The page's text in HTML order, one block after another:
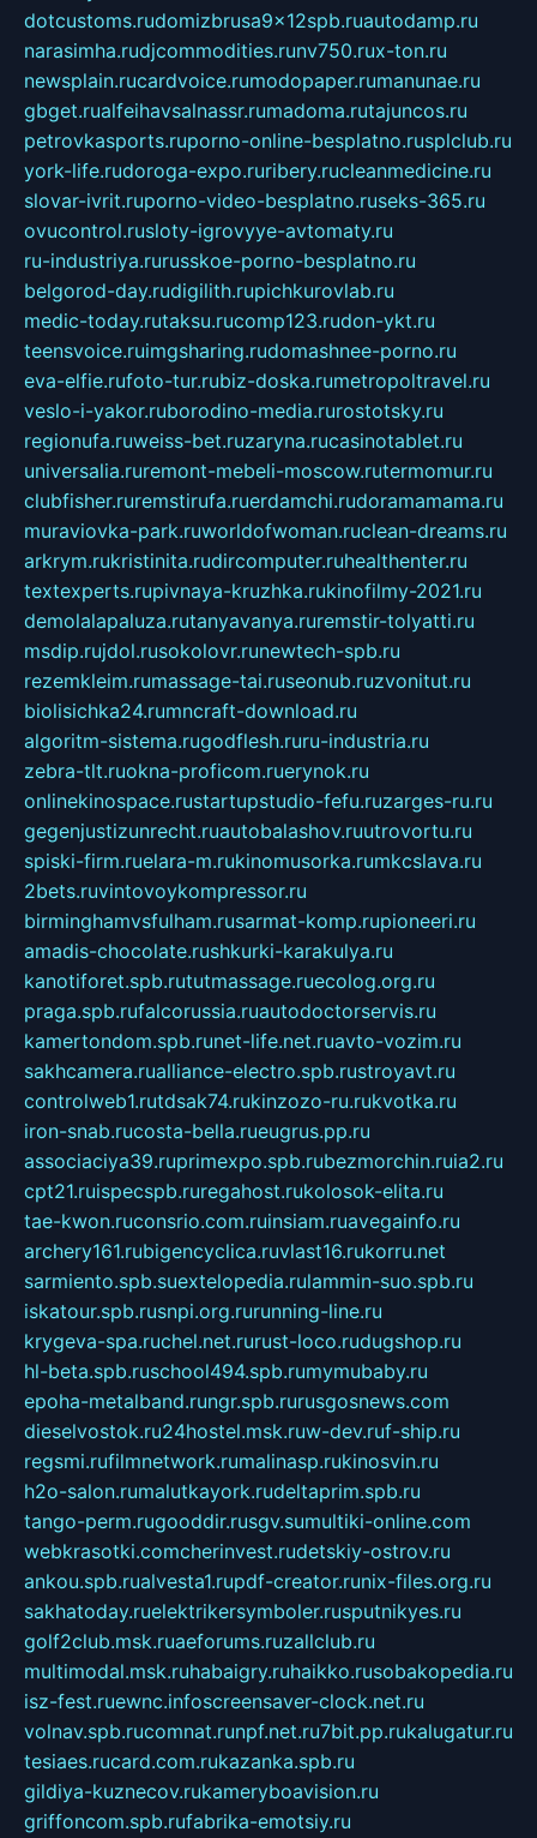
dotcustoms.rudomizbrusa9x12spb.ruautodamp.ru
narasimha.rudjcommodities.runv750.rux-ton.ru
newsplain.rucardvoice.rumodopaper.rumanunae.ru
gbget.rualfeihavsalnassr.rumadoma.rutajuncos.ru
petrovkasports.ruporno-online-besplatno.rusplclub.ru
york-life.rudoroga-expo.ruribery.rucleanmedicine.ru
slovar-ivrit.ruporno-video-besplatno.ruseks-365.ru
ovucontrol.rusloty-igrovyye-avtomaty.ru
ru-industriya.rurusskoe-porno-besplatno.ru
belgorod-day.rudigilith.rupichkurovlab.ru
medic-today.rutaksu.rucomp123.rudon-ykt.ru
teensvoice.ruimgsharing.rudomashnee-porno.ru
eva-elfie.rufoto-tur.rubiz-doska.rumetropoltravel.ru
veslo-i-yakor.ruborodino-media.rurostotsky.ru
regionufa.ruweiss-bet.ruzaryna.rucasinotablet.ru
universalia.ruremont-mebeli-moscow.rutermomur.ru
clubfisher.ruremstirufa.ruerdamchi.rudoramamama.ru
muraviovka-park.ruworldofwoman.ruclean-dreams.ru
arkrym.rukristinita.rudircomputer.ruhealthenter.ru
textexperts.rupivnaya-kruzhka.rukinofilmy-2021.ru
demolalapaluza.rutanyavanya.ruremstir-tolyatti.ru
msdip.rujdol.rusokolovr.runewtech-spb.ru
rezemkleim.rumassage-tai.ruseonub.ruzvonitut.ru
biolisichka24.rumncraft-download.ru
algoritm-sistema.rugodflesh.ruru-industria.ru
zebra-tlt.ruokna-proficom.ruerynok.ru
onlinekinospace.rustartupstudio-fefu.ruzarges-ru.ru
gegenjustizunrecht.ruautobalashov.ruutrovortu.ru
spiski-firm.ruelara-m.rukinomusorka.rumkcslava.ru
2bets.ruvintovoykompressor.ru
birminghamvsfulham.rusarmat-komp.rupioneeri.ru
amadis-chocolate.rushkurki-karakulya.ru
kanotiforet.spb.rututmassage.ruecolog.org.ru
praga.spb.rufalcorussia.ruautodoctorservis.ru
kamertondom.spb.runet-life.net.ruavto-vozim.ru
sakhcamera.rualliance-electro.spb.rustroyavt.ru
controlweb1.rutdsak74.rukinzozo-ru.rukvotka.ru
iron-snab.rucosta-bella.rueugrus.pp.ru
associaciya39.ruprimexpo.spb.rubezmorchin.ruia2.ru
cpt21.ruispecspb.ruregahost.rukolosok-elita.ru
tae-kwon.ruconsrio.com.ruinsiam.ruavegainfo.ru
archery161.rubigencyclica.ruvlast16.rukorru.net
sarmiento.spb.suextelopedia.rulammin-suo.spb.ru
iskatour.spb.rusnpi.org.rurunning-line.ru
krygeva-spa.ruchel.net.rurust-loco.rudugshop.ru
hl-beta.spb.ruschool494.spb.rumymubaby.ru
epoha-metalband.rungr.spb.rurusgosnews.com
dieselvostok.ru24hostel.msk.ruw-dev.ruf-ship.ru
regsmi.rufilmnetwork.rumalinasp.rukinosvin.ru
h2o-salon.rumalutkayork.rudeltaprim.spb.ru
tango-perm.rugooddir.rusgv.sumultiki-online.com
webkrasotki.comcherinvest.rudetskiy-ostrov.ru
ankou.spb.rualvesta1.rupdf-creator.runix-files.org.ru
sakhatoday.ruelektrikersymboler.rusputnikyes.ru
golf2club.msk.ruaeforums.ruzallclub.ru
multimodal.msk.ruhabaigry.ruhaikko.rusobakopedia.ru
isz-fest.ruewnc.infoscreensaver-clock.net.ru
volnav.spb.rucomnat.runpf.net.ru7bit.pp.rukalugatur.ru
tesiaes.rucard.com.rukazanka.spb.ru
gildiya-kuznecov.rukameryboavision.ru
griffoncom.spb.rufabrika-emotsiy.ru